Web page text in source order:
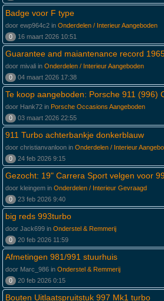
Badge voor F type
door ewp964c2 in Onderdelen / Interieur Aangeboden
0
16 maart 2026 10:51
Guarantee and maiantenance record
door mivali in Onderdelen / Interieur Aangeboden
0
04 maart 2026 17:38
Te koop aangeboden: Porsche 911 (996)
door Hank72 in Porsche Occasions Aangeboden
0
03 maart 2026 22:55
911 Turbo achterbankje donkerblauw
door christianvanloon in Onderdelen / Interieur
0
24 feb 2026 9:15
Gezocht: 19" Carrera Sport velgen voor
door kleingem in Onderdelen / Interieur Gevraagd
0
23 feb 2026 9:40
big reds 993turbo
door Jack699 in Onderstel & Remmerij
0
20 feb 2026 11:59
Afmetingen 981/991 stuurhuis
door Marc_986 in Onderstel & Remmerij
0
20 feb 2026 0:15
Bouten Uitlaatspruitstuk 997 Mk1 turbo